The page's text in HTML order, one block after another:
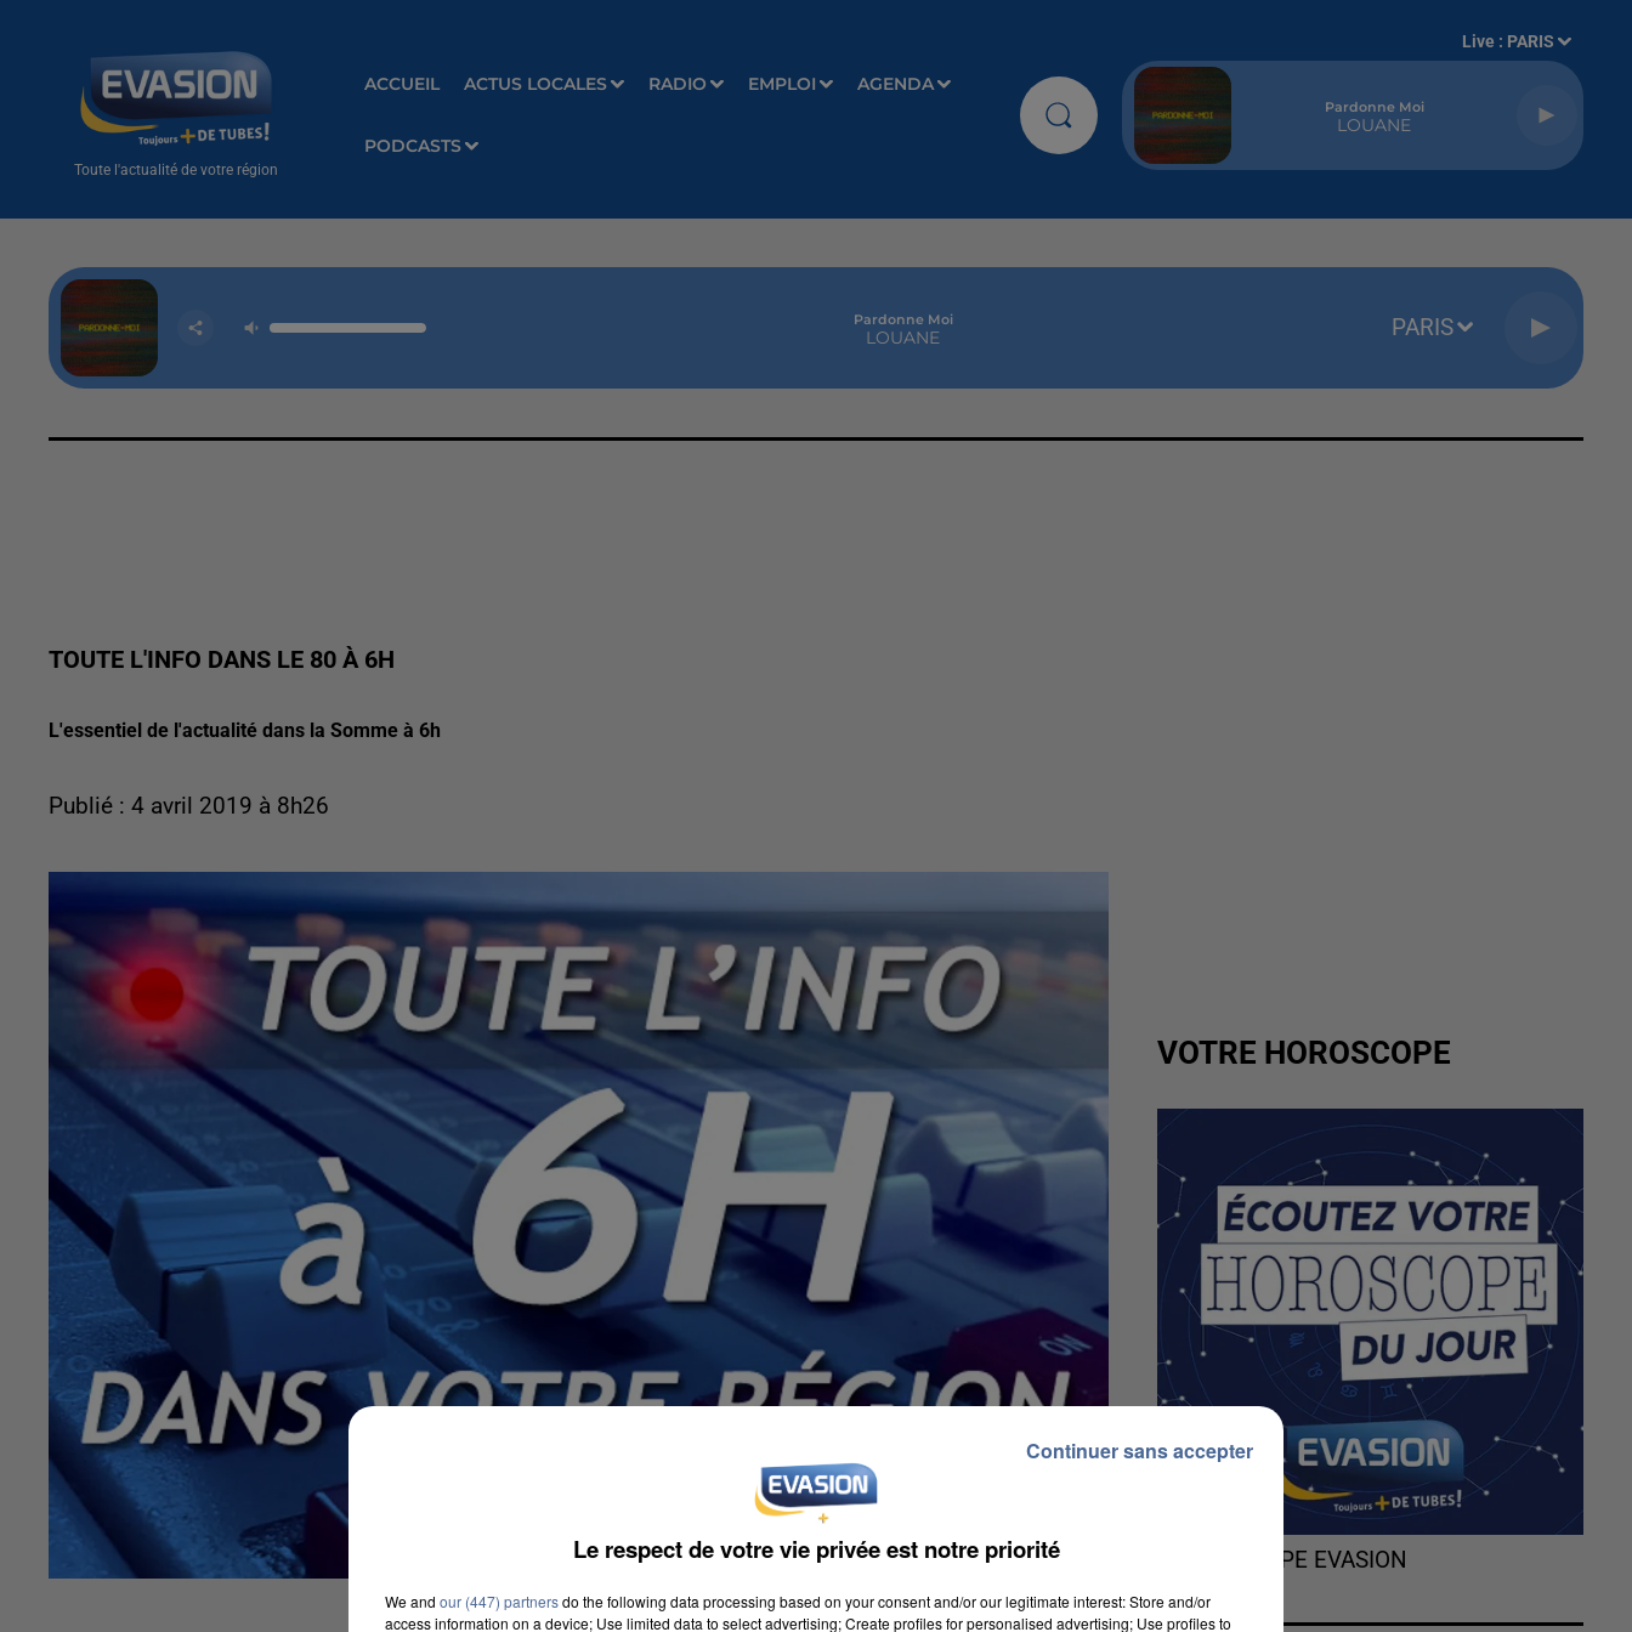
Toute l'actualité de votre région
ACCUEIL ACTUS LOCALES RADIO EMPLOI AGENDA
PODCASTS
Live : PARIS
Pardonne Moi
LOUANE
Pardonne Moi
LOUANE PARIS
TOUTE L'INFO DANS LE 80 À 6H
L'essentiel de l'actualité dans la Somme à 6h
Publié : 4 avril 2019 à 8h26
VOTRE HOROSCOPE
L'HOROSCOPE EVASION
Le respect de votre vie privée est notre priorité
We and our (447) partnersdo the following data processing based on your consent and/or our legitimate interest: Store and/or
access information on a device; Use limited data to select advertising; Create profiles for personalised advertising; Use profiles to
Continuer sans accepter